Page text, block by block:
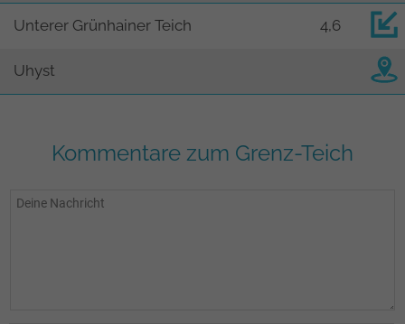
Unterer Grünhainer Teich 4,6
Uhyst
Kommentare zum Grenz-Teich